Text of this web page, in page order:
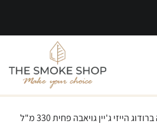
הייזי ג'יין גויאבה פחית 330 מ"ל